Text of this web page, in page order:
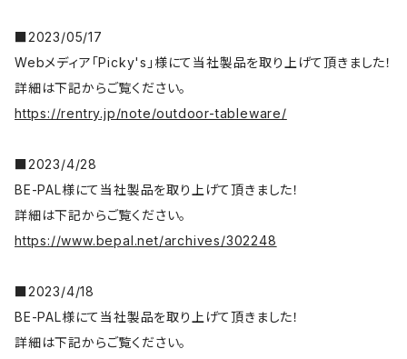
■2023/05/17
Webメディア「Picky's」様にて当社製品を取り上げて頂きました！
詳細は下記からご覧ください。
https://rentry.jp/note/outdoor-tableware/
■2023/4/28
BE-PAL様にて当社製品を取り上げて頂きました！
詳細は下記からご覧ください。
https://www.bepal.net/archives/302248
■2023/4/18
BE-PAL様にて当社製品を取り上げて頂きました！
詳細は下記からご覧ください。